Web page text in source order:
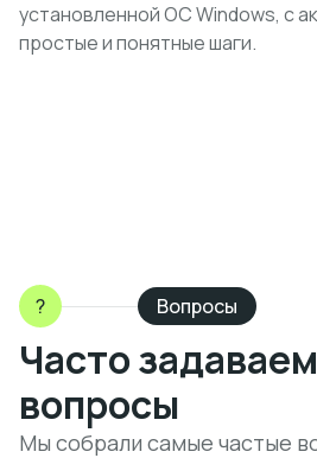
установленной ОС Windows, с
простые и понятные шаги.
? Вопросы
Часто
вопросы
Мы собрали самые частые